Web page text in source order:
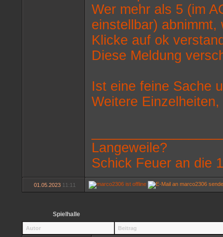
Wer mehr als 5 (im
einstellbar)
Klicke auf ok
Diese Meldung
Ist eine feine Sache
Weitere
Langeweile?
Schick Feuer an die
01.05.2023 11:11
Spielhalle
Autor Beitrag